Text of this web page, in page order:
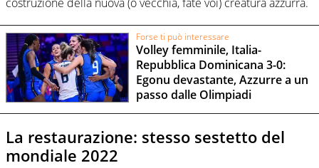
Forse ti può interessare
Volley femminile, Italia-
Repubblica Dominicana 3-0:
Egonu devastante, Azzurre a un
passo dalle Olimpiadi
La restaurazione: stesso sestetto del
mondiale 2022